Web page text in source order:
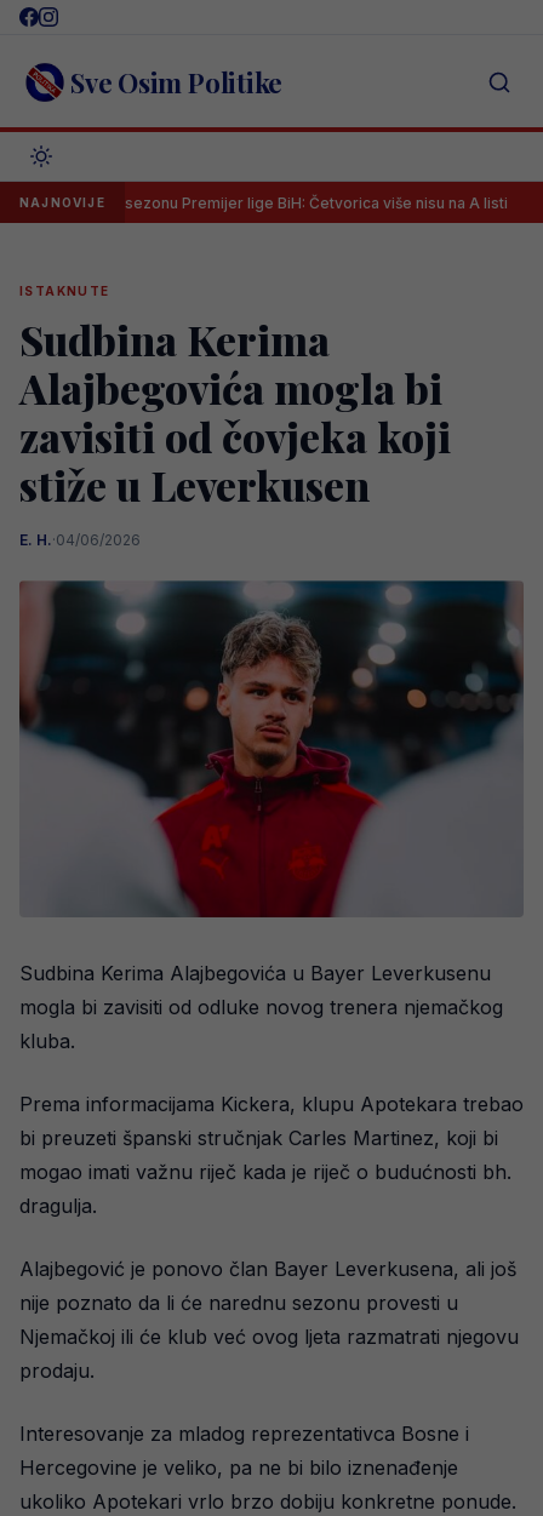
Skip
content Sve Osim Politike
NAJNOVIJE
novu sezonu Premijer lige BiH: Četvorica više nisu na A listi
ISTAKNUTE
Sudbina Kerima
Alajbegovića mogla bi
zavisiti od čovjeka koji
stiže u Leverkusen
E. H.·04/06/2026
Sudbina Kerima Alajbegovića u Bayer Leverkusenu
mogla bi zavisiti od odluke novog trenera njemačkog
kluba.
Prema informacijama Kickera, klupu Apotekara trebao
bi preuzeti španski stručnjak Carles Martinez, koji bi
mogao imati važnu riječ kada je riječ o budućnosti bh.
dragulja.
Alajbegović je ponovo član Bayer Leverkusena, ali još
nije poznato da li će narednu sezonu provesti u
Njemačkoj ili će klub već ovog ljeta razmatrati njegovu
prodaju.
Interesovanje za mladog reprezentativca Bosne i
Hercegovine je veliko, pa ne bi bilo iznenađenje
ukoliko Apotekari vrlo brzo dobiju konkretne ponude.